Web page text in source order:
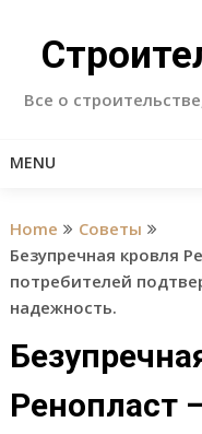
content
Все о
MENU
Home
Советы
Безупречная кровля
потребителей
надежность.
Ренопласт